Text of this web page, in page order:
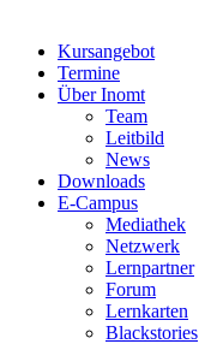
Kursangebot
Termine
Über Inomt
Team
Leitbild
News
Downloads
E-Campus
Mediathek
Netzwerk
Lernpartner
Forum
Lernkarten
Blackstories